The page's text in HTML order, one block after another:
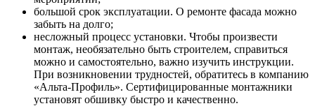
большой срок эксплуатации. О ремонте фасада можно
забыть на долго;
несложный процесс установки. Чтобы произвести
монтаж, необязательно быть строителем, справиться
можно и самостоятельно, важно изучить инструкции.
При возникновении трудностей, обратитесь в компанию
«Альта-Профиль». Сертифицированные монтажники
установят обшивку быстро и качественно.